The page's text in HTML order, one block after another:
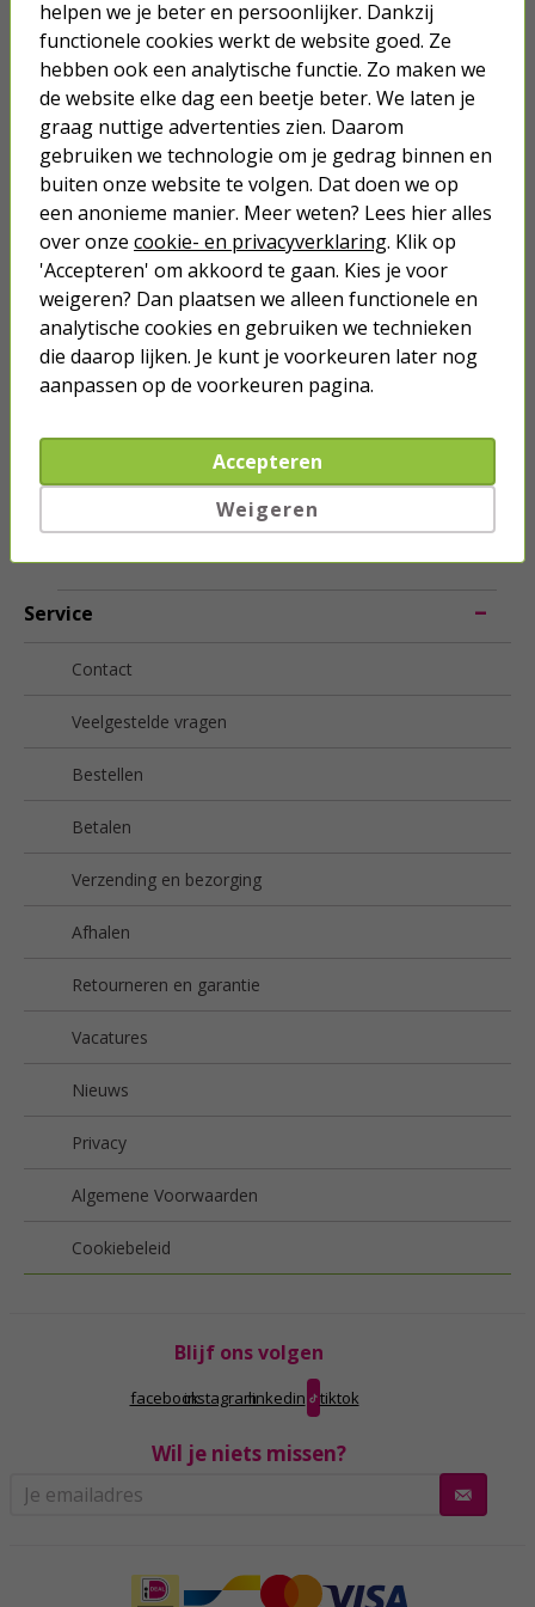
Verlichting
Hang- en sluitwerk
Buiten
Ongedierte bestrijden
Klussen
Huis
Beveiliging
Smart Home
Service
Contact
Veelgestelde vragen
Bestellen
Betalen
Verzending en bezorging
Afhalen
Retourneren en garantie
Vacatures
Nieuws
Privacy
Algemene Voorwaarden
Cookiebeleid
Blijf ons volgen
facebookinstagramlinkedin tiktok
Wil je niets missen?
helpen we je beter en persoonlijker. Dankzij
functionele cookies werkt de website goed. Ze
hebben ook een analytische functie. Zo maken we
de website elke dag een beetje beter. We laten je
graag nuttige advertenties zien. Daarom
gebruiken we technologie om je gedrag binnen en
buiten onze website te volgen. Dat doen we op
een anonieme manier. Meer weten? Lees hier alles
over onze cookie- en privacyverklaring. Klik op
'Accepteren' om akkoord te gaan. Kies je voor
weigeren? Dan plaatsen we alleen functionele en
analytische cookies en gebruiken we technieken
die daarop lijken. Je kunt je voorkeuren later nog
aanpassen op de voorkeuren pagina.
Accepteren
Weigeren